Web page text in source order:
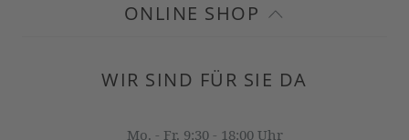
ONLINE SHOP
WIR SIND FÜR SIE DA
Mo. - Fr. 9:30 - 18:00 Uhr